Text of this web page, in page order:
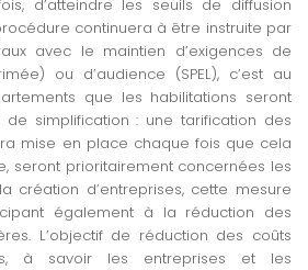
d’atteindre les seuils de diffusion
continuera à être instruite par
avec le maintien d’exigences de
ou d’audience (SPEL), c’est au
que les habilitations seront
de simplification : une tarification des
mise en place chaque fois que cela
seront prioritairement concernées les
création d’entreprises, cette mesure
également à la réduction des
L’objectif de réduction des coûts
à savoir les entreprises et les